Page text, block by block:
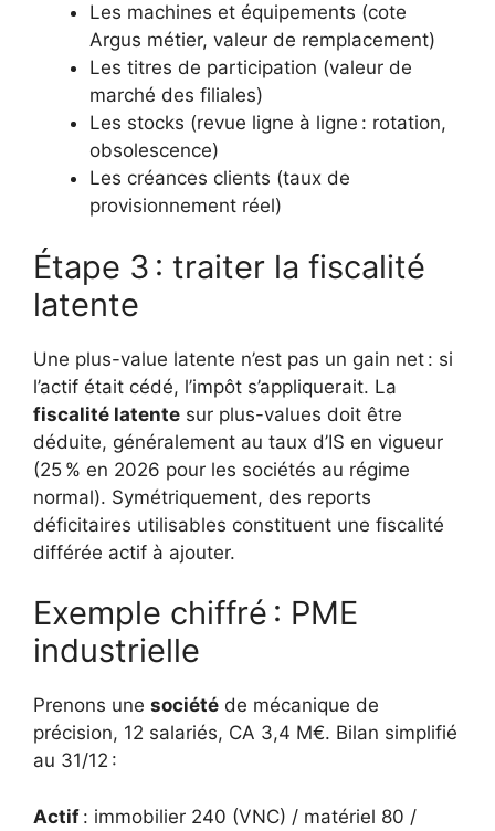
Les machines et équipements (cote
Argus métier, valeur de remplacement)
Les titres de participation (valeur de
marché des filiales)
Les stocks (revue ligne à ligne : rotation,
obsolescence)
Les créances clients (taux de
provisionnement réel)
Étape 3 : traiter la fiscalité
latente
Une plus-value latente n’est pas un gain net : si
l’actif était cédé, l’impôt s’appliquerait. La
fiscalité latente sur plus-values doit être
déduite, généralement au taux d’IS en vigueur
(25 % en 2026 pour les sociétés au régime
normal). Symétriquement, des reports
déficitaires utilisables constituent une fiscalité
différée actif à ajouter.
Exemple chiffré : PME
industrielle
Prenons une société de mécanique de
précision, 12 salariés, CA 3,4 M€. Bilan simplifié
au 31/12 :
Actif : immobilier 240 (VNC) / matériel 80 /